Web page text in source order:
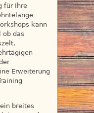
für Ihre
kann
ob das
Erweiterung
breites